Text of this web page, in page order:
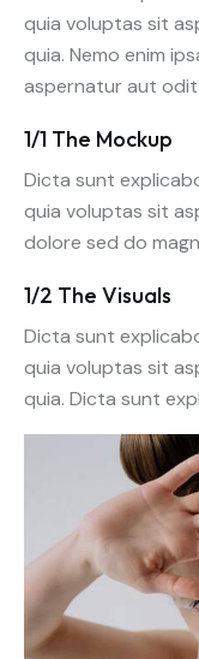
quia voluptas sit
quia. Nemo enim
aspernatur aut
1/1 The Mockup
Dicta sunt
quia voluptas sit
dolore sed do
1/2 The Visuals
Dicta sunt
quia voluptas sit
quia. Dicta sunt